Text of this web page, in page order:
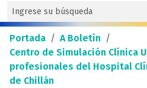
Portada / A Boletín /
Centro de Simulación Clínica
profesionales del Hospital
de Chillán